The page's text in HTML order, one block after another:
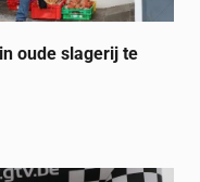
oude slagerij te